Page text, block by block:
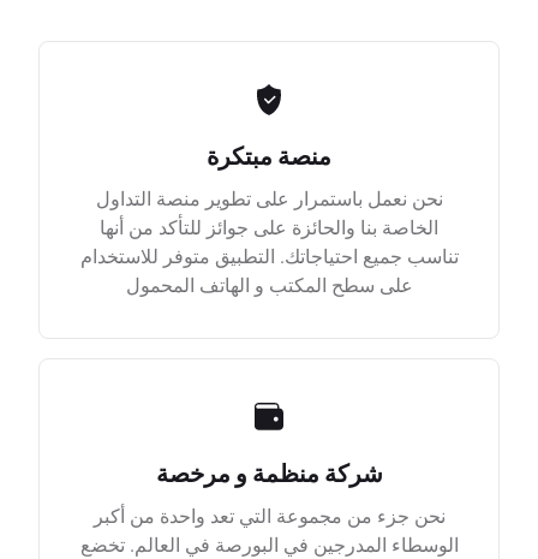
منصة مبتكرة
نحن نعمل باستمرار على تطوير منصة التداول
الخاصة بنا والحائزة على جوائز للتأكد من أنها
تناسب جميع احتياجاتك. التطبيق متوفر للاستخدام
على سطح المكتب و الهاتف المحمول
شركة منظمة و مرخصة
نحن جزء من مجموعة التي تعد واحدة من أكبر
الوسطاء المدرجين في البورصة في العالم. تخضع